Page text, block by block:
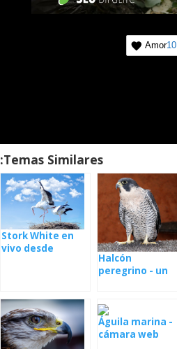
Amor10
Temas Similares:
Halcón
peregrino - un
Stork White en
vivo desde
Águila marina -
cámara web